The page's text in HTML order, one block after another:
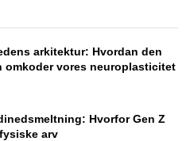
arkitektur: Hvordan den
omkoder vores neuroplasticitet
Hvorfor Gen Z
arv